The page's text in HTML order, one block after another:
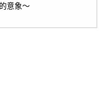
意象～